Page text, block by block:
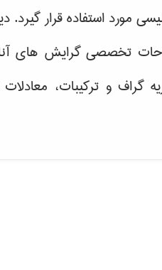
مورد استفاده قرار
تخصصی گرایش های
گراف و تركیبات، معادلات